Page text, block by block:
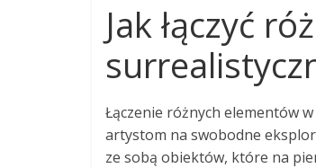
Jak łączyć
Łączenie różnych elementów
artystom na swobodne
ze sobą obiektów, które na